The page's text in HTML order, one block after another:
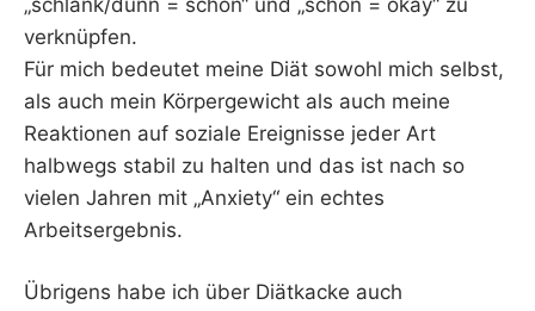
verknüpfen.
Für mich bedeutet meine Diät sowohl mich selbst,
als auch mein Körpergewicht als auch meine
Reaktionen auf soziale Ereignisse jeder Art
halbwegs stabil zu halten und das ist nach so
vielen Jahren mit „Anxiety“ ein echtes
Arbeitsergebnis.
Übrigens habe ich über Diätkacke auch